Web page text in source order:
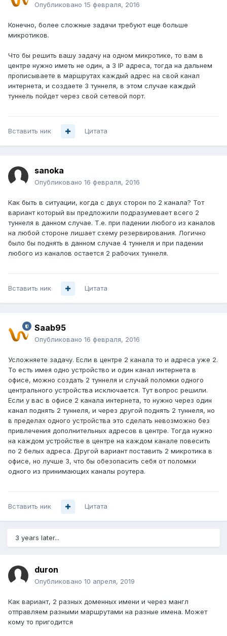
Опубликовано 15 февраля, 2016
Конечно, более сложные задачи требуют еще больше
микротиков.
Что бы решить вашу задачу на одном микротике, то вам в
центре нужно иметь не один, а 3 IP адреса, тогда на дальнем
прописываете в маршрутах каждый адрес на свой канал
интернета, и создаете 3 туннеля, в этом случае каждый
туннель пойдет через свой сетевой порт.
Вставить ник Цитата
sanoka
Опубликовано 16 февраля, 2016
Как быть в ситуации, когда с двух сторон по 2 канала? Тот
вариант который вы предложили подразумевает всего 2
туннеля в данном случае. Т.е. при падении любого из каналов
на любой стороне лишает схему резервирования. Логично
было бы поднять в данном случае 4 туннеля и при падении
любого из каналов остается 2 рабочих туннеля.
Вставить ник Цитата
Saab95
Опубликовано 16 февраля, 2016
Усложняете задачу. Если в центре 2 канала то и адреса уже 2.
То есть имея одно устройство и один канал интернета в
офисе, можно создать 2 туннеля и случай поломки одного
центрального устройства исключается. Тут вопрос решили.
Если у вас в офисе 2 канала интернета, то нужно через один
канал поднять 2 туннеля, и через другой поднять 2 туннеля, но
в пределах одного устройства это сделать невозможно без
привлечения дополнительных адресов в центре. Тогда нужно
на каждом устройстве в центре на каждом канале повесить
по 2 белых адреса. Другой вариант поставить 2 микротика в
офисе, но лучше 3, что бы обезопасить себя от поломки
одного из принимающих каналы роутера.
Вставить ник Цитата
3 years later...
duron
Опубликовано 10 апреля, 2019
Как вариант, 2 разных доменных имени и через мангл
отправляем разными маршрутами на разные имена. Может
кому то пригодится